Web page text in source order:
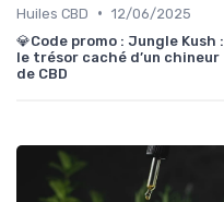
Huiles CBD • 12/06/2025
💎Code promo : Jungle Kush :
le trésor caché d’un chineur
de CBD